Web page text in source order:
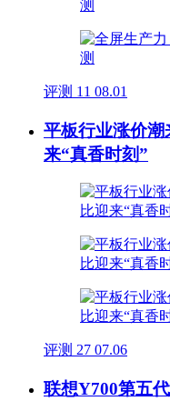
评测 11 08.01
平板行业涨价
来“真香时刻”
评测 27 07.06
联想Y700第五